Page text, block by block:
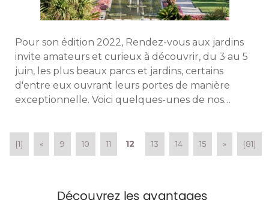
Pour son édition 2022, Rendez-vous aux jardins
invite amateurs et curieux à découvrir, du 3 au 5
juin, les plus beaux parcs et jardins, certains
d'entre eux ouvrant leurs portes de manière
exceptionnelle. Voici quelques-unes de nos
[1] « 9 10 11 12 13 14 15 » [81]